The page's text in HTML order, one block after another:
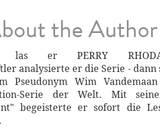
the Author
las er PERRY
analysierte er die Serie -
Pseudonym Wim
Serie der Welt. Mit
begeisterte er sofort die